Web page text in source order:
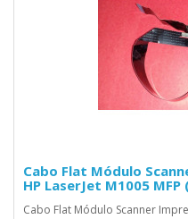
Cabo Flat Módulo
HP LaserJet M1005
Cabo Flat Módulo Scanner